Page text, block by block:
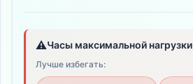
⚠️Часы максимальной нагрузки
Лучше избегать: